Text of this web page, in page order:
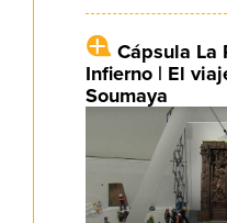
Cápsula La
Infierno | El
Soumaya